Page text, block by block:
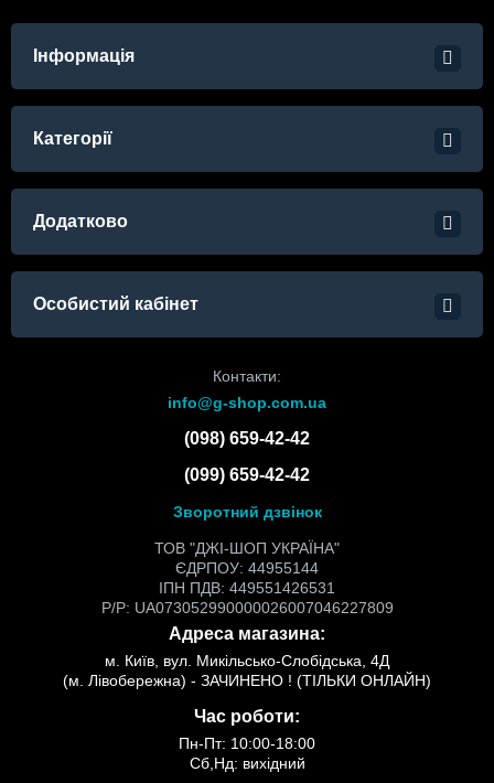
Інформація
Категорії
Додатково
Особистий кабінет
Контакти:
info@g-shop.com.ua
(098) 659-42-42
(099) 659-42-42
Зворотний дзвінок
ТОВ "ДЖІ-ШОП УКРАЇНА"
ЄДРПОУ: 44955144
ІПН ПДВ: 449551426531
Р/Р: UA073052990000026007046227809
Адреса магазина:
м. Київ, вул. Микільсько-Слобідська, 4Д
(м. Лівобережна) - ЗАЧИНЕНО ! (ТІЛЬКИ ОНЛАЙН)
Час роботи:
Пн-Пт: 10:00-18:00
Сб,Нд: вихідний